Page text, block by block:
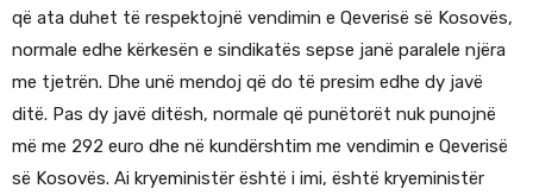
që ata duhet të respektojnë vendimin e Qeverisë së Kosovës,
normale edhe kërkesën e sindikatës sepse janë paralele njëra
me tjetrën. Dhe unë mendoj që do të presim edhe dy javë
ditë. Pas dy javë ditësh, normale që punëtorët nuk punojnë
më me 292 euro dhe në kundërshtim me vendimin e Qeverisë
së Kosovës. Ai kryeministër është i imi, është kryeministër